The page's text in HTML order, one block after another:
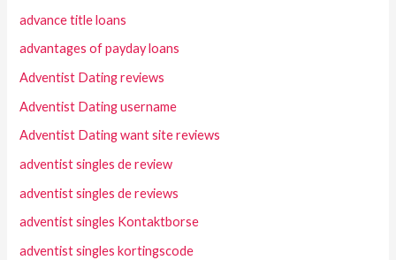
advance title loans
advantages of payday loans
Adventist Dating reviews
Adventist Dating username
Adventist Dating want site reviews
adventist singles de review
adventist singles de reviews
adventist singles Kontaktborse
adventist singles kortingscode